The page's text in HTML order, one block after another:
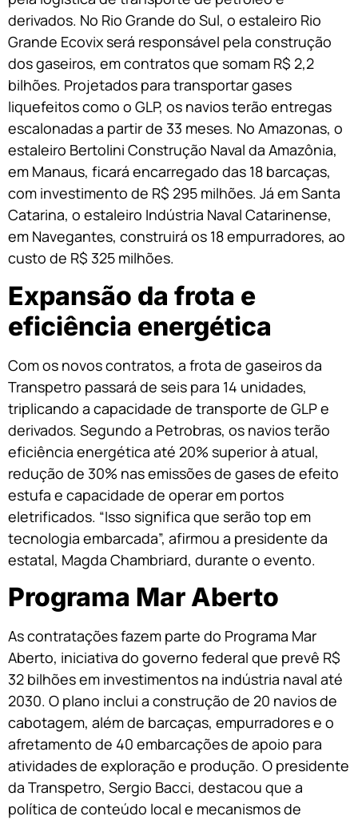
derivados. No Rio Grande do Sul, o estaleiro Rio
Grande Ecovix será responsável pela construção
dos gaseiros, em contratos que somam R$ 2,2
bilhões. Projetados para transportar gases
liquefeitos como o GLP, os navios terão entregas
escalonadas a partir de 33 meses. No Amazonas, o
estaleiro Bertolini Construção Naval da Amazônia,
em Manaus, ficará encarregado das 18 barcaças,
com investimento de R$ 295 milhões. Já em Santa
Catarina, o estaleiro Indústria Naval Catarinense,
em Navegantes, construirá os 18 empurradores, ao
custo de R$ 325 milhões.
Expansão da frota e
eficiência energética
Com os novos contratos, a frota de gaseiros da
Transpetro passará de seis para 14 unidades,
triplicando a capacidade de transporte de GLP e
derivados. Segundo a Petrobras, os navios terão
eficiência energética até 20% superior à atual,
redução de 30% nas emissões de gases de efeito
estufa e capacidade de operar em portos
eletrificados. “Isso significa que serão top em
tecnologia embarcada”, afirmou a presidente da
estatal, Magda Chambriard, durante o evento.
Programa Mar Aberto
As contratações fazem parte do Programa Mar
Aberto, iniciativa do governo federal que prevê R$
32 bilhões em investimentos na indústria naval até
2030. O plano inclui a construção de 20 navios de
cabotagem, além de barcaças, empurradores e o
afretamento de 40 embarcações de apoio para
atividades de exploração e produção. O presidente
da Transpetro, Sergio Bacci, destacou que a
política de conteúdo local e mecanismos de